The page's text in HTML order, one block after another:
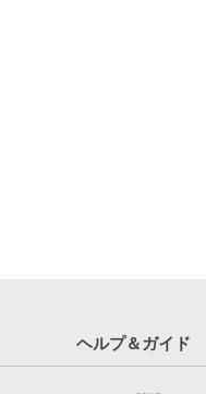
ヘルプ＆ガイド